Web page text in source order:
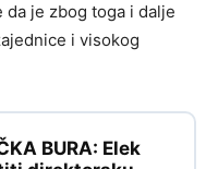
da je zbog toga i dalje
i visokog
BURA: Elek